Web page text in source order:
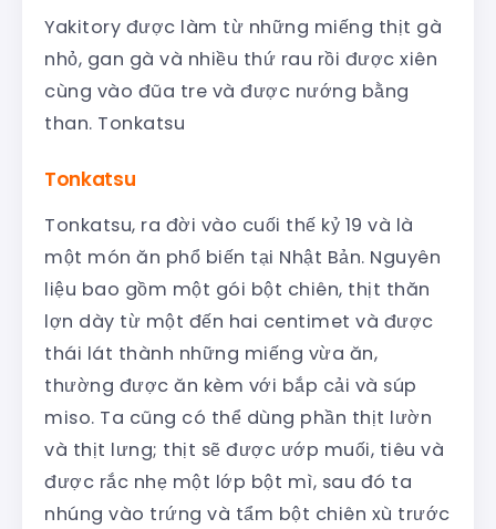
Yakitory được làm từ những miếng thịt gà
nhỏ, gan gà và nhiều thứ rau rồi được xiên
cùng vào đũa tre và được nướng bằng
than. Tonkatsu
Tonkatsu
Tonkatsu, ra đời vào cuối thế kỷ 19 và là
một món ăn phổ biến tại Nhật Bản. Nguyên
liệu bao gồm một gói bột chiên, thịt thăn
lợn dày từ một đến hai centimet và được
thái lát thành những miếng vừa ăn,
thường được ăn kèm với bắp cải và súp
miso. Ta cũng có thể dùng phần thịt lườn
và thịt lưng; thịt sẽ được ướp muối, tiêu và
được rắc nhẹ một lớp bột mì, sau đó ta
nhúng vào trứng và tẩm bột chiên xù trước